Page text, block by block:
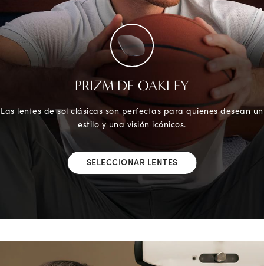
PRIZM DE OAKLEY
Las lentes de sol clásicas son perfectas para quienes desean un
estilo y una visión icónicos.
SELECCIONAR LENTES